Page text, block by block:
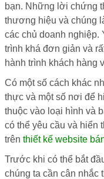
bạn. Những lời chứng
thương hiệu và chúng
các chủ doanh nghiệp.
trình khá đơn giản và
hành trình khách hàng
Có một số cách khác
thực và một số nơi để
thuộc vào loại hình và
có thể yêu cầu và hiển
trên thiết kế website
Trước khi có thể bắt
chúng ta cần cân nhắc